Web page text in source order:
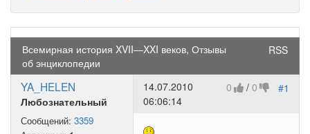
RSS
Всемирная история XVII—XXI веков, Отзывы
об энциклопедии
YA_HELEN
Любознательный
Сообщений: 3359
#1
0 / 0
14.07.2010
06:06:14